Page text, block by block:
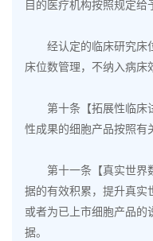
目的医疗机构按照规定给
经认定的临床研究床位
床位数管理，不纳入病床
第十条【拓展性临床
性成果的细胞产品按照有
第十一条【真实世界
据的有效积累，提升真实
或者为已上市细胞产品的
据。